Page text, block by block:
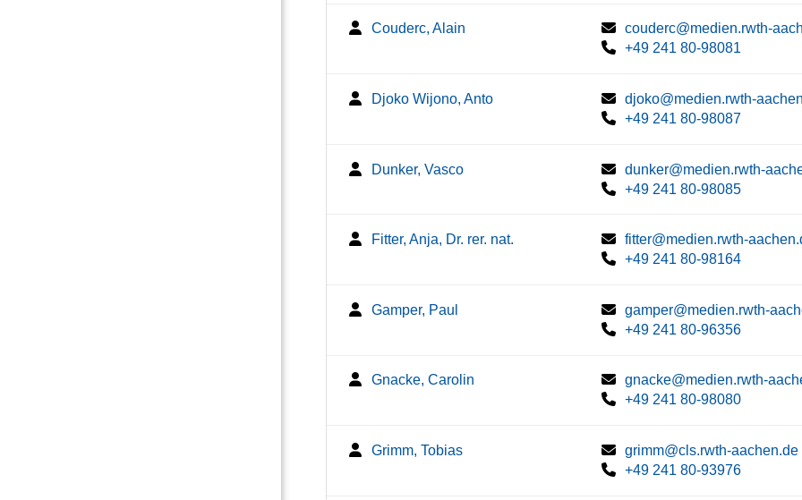
Couderc, Alain
couderc@medien.rwth-
+49 241 80-98081
Djoko Wijono, Anto
djoko@medien.rwth-
+49 241 80-98087
Dunker, Vasco
dunker@medien.rwth-
+49 241 80-98085
Fitter, Anja, Dr. rer. nat.
fitter@medien.rwth-
+49 241 80-98164
Gamper, Paul
gamper@medien.rwth-
+49 241 80-96356
Gnacke, Carolin
gnacke@medien.rwth-
+49 241 80-98080
Grimm, Tobias
grimm@cls.rwth-aachen.de
+49 241 80-93976